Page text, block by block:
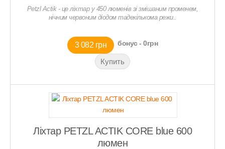
КРЕДИТ 6 МIСЯЦIВ - 0,01% !
КРЕДИТ 6 МIСЯЦIВ - 0,01% !
Petzl Actik - це ліхтар у 450 люменів зі змішаним променем,
нічним червоним діодом тадекількома режи..
3 082 грн бонус - 0грн
Ліхтар PETZL ACTIK CORE blue 600
люмен